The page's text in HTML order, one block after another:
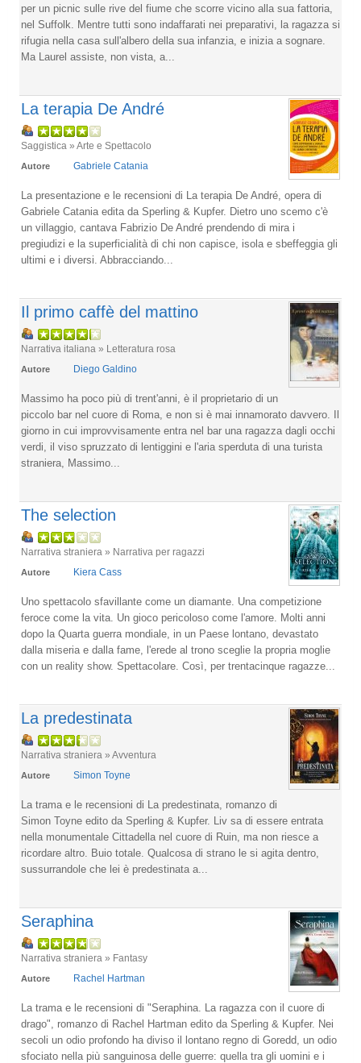
per un picnic sulle rive del fiume che scorre vicino alla sua fattoria,
nel Suffolk. Mentre tutti sono indaffarati nei preparativi, la ragazza si
rifugia nella casa sull'albero della sua infanzia, e inizia a sognare.
Ma Laurel assiste, non vista, a...
La terapia De André
Saggistica » Arte e Spettacolo
Autore Gabriele Catania
La presentazione e le recensioni di La terapia De André, opera di
Gabriele Catania edita da Sperling & Kupfer. Dietro uno scemo c'è
un villaggio, cantava Fabrizio De André prendendo di mira i
pregiudizi e la superficialità di chi non capisce, isola e sbeffeggia gli
ultimi e i diversi. Abbracciando...
Il primo caffè del mattino
Narrativa italiana » Letteratura rosa
Autore Diego Galdino
Massimo ha poco più di trent'anni, è il proprietario di un
piccolo bar nel cuore di Roma, e non si è mai innamorato davvero. Il
giorno in cui improvvisamente entra nel bar una ragazza dagli occhi
verdi, il viso spruzzato di lentiggini e l'aria sperduta di una turista
straniera, Massimo...
The selection
Narrativa straniera » Narrativa per ragazzi
Autore Kiera Cass
Uno spettacolo sfavillante come un diamante. Una competizione
feroce come la vita. Un gioco pericoloso come l'amore. Molti anni
dopo la Quarta guerra mondiale, in un Paese lontano, devastato
dalla miseria e dalla fame, l'erede al trono sceglie la propria moglie
con un reality show. Spettacolare. Così, per trentacinque ragazze...
La predestinata
Narrativa straniera » Avventura
Autore Simon Toyne
La trama e le recensioni di La predestinata, romanzo di
Simon Toyne edito da Sperling & Kupfer. Liv sa di essere entrata
nella monumentale Cittadella nel cuore di Ruin, ma non riesce a
ricordare altro. Buio totale. Qualcosa di strano le si agita dentro,
sussurrandole che lei è predestinata a...
Seraphina
Narrativa straniera » Fantasy
Autore Rachel Hartman
La trama e le recensioni di "Seraphina. La ragazza con il cuore di
drago", romanzo di Rachel Hartman edito da Sperling & Kupfer. Nei
secoli un odio profondo ha diviso il lontano regno di Goredd, un odio
sfociato nella più sanguinosa delle guerre: quella tra gli uomini e i